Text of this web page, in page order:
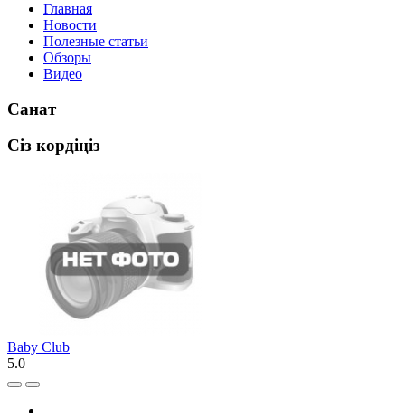
Главная
Новости
Полезные статьи
Обзоры
Видео
Санат
Сіз көрдіңіз
Baby Club
5.0